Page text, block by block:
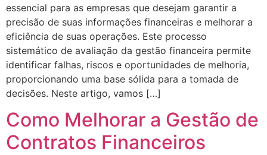
essencial para as empresas que desejam garantir a
precisão de suas informações financeiras e melhorar a
eficiência de suas operações. Este processo
sistemático de avaliação da gestão financeira permite
identificar falhas, riscos e oportunidades de melhoria,
proporcionando uma base sólida para a tomada de
decisões. Neste artigo, vamos […]
Como Melhorar a Gestão de
Contratos Financeiros